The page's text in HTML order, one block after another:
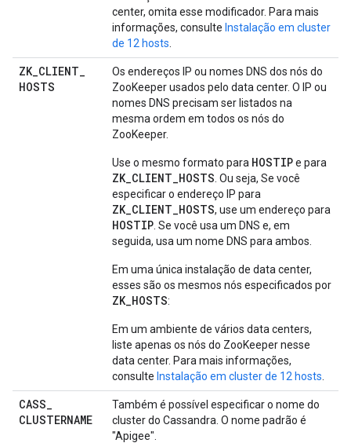
center, omita esse modificador. Para mais
informações, consulte Instalação em cluster
de 12 hosts
ZK_CLIENT_
HOSTS
Os endereços IP ou nomes DNS dos nós do
ZooKeeper usados pelo data center. O IP ou
nomes DNS precisam ser listados na
mesma ordem em todos os nós do
ZooKeeper.
Use o mesmo formato para HOSTIPe para
ZK_CLIENT_HOSTS . Ou seja, Se você
especificar o endereço IP para
ZK_CLIENT_HOSTS, use um endereço para
HOSTIP . Se você usa um DNS e, em
seguida, usa um nome DNS para ambos.
Em uma única instalação de data center,
esses são os mesmos nós especificados por
ZK_HOSTS:
Em um ambiente de vários data centers,
liste apenas os nós do ZooKeeper nesse
data center. Para mais informações,
consulte Instalação em cluster de 12 hosts
CASS_
CLUSTERNAME
Também é possível especificar o nome do
cluster do Cassandra. O nome padrão é
"Apigee".